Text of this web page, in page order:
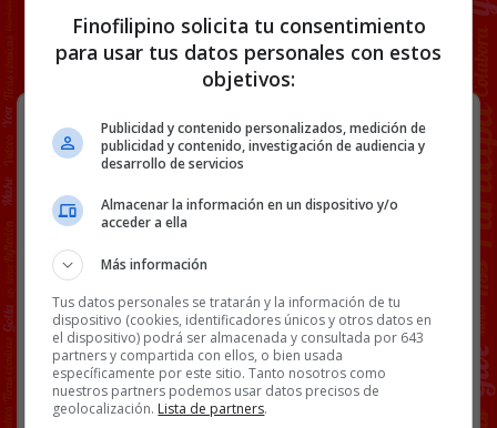
Yo ganando una partida en el Call of
Duty
BS18 MUÑONES PIERNAS ORTOPÉDICAS VÍDEOS
51 COMENTARIOS
Finofilipino solicita tu consentimiento
para usar tus datos personales con estos
objetivos:
Publicidad y contenido personalizados, medición de
publicidad y contenido, investigación de audiencia y
desarrollo de servicios
Almacenar la información en un dispositivo y/o
acceder a ella
Más información
Tus datos personales se tratarán y la información de tu
dispositivo (cookies, identificadores únicos y otros datos en
el dispositivo) podrá ser almacenada y consultada por 643
partners y compartida con ellos, o bien usada
específicamente por este sitio. Tanto nosotros como
nuestros partners podemos usar datos precisos de
geolocalización. Lista de partners.